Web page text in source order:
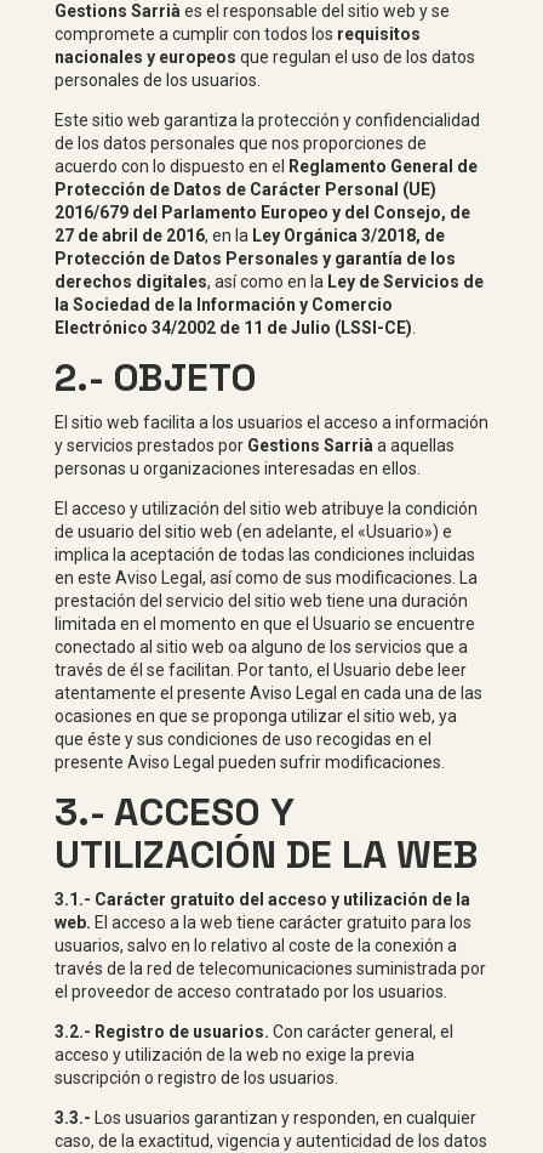
Gestions Sarrià es el responsable del sitio web y se
compromete a cumplir con todos los requisitos
nacionales y europeos que regulan el uso de los datos
personales de los usuarios.
Este sitio web garantiza la protección y confidencialidad
de los datos personales que nos proporciones de
acuerdo con lo dispuesto en el
Reglamento General de
Protección de Datos de Carácter Personal (UE)
2016/679 del Parlamento Europeo y del Consejo, de
27 de abril de 2016, en la Ley Orgánica 3/2018, de
Protección de Datos Personales y garantía de los
derechos digitales, así como en la Ley de Servicios de
la Sociedad de la Información y Comercio
Electrónico 34/2002 de 11 de Julio (LSSI-CE)
2.- OBJETO
El sitio web facilita a los usuarios el acceso a información
y servicios prestados por Gestions Sarrià a aquellas
personas u organizaciones interesadas en ellos.
El acceso y utilización del sitio web atribuye la condición
de usuario del sitio web (en adelante, el «Usuario») e
implica la aceptación de todas las condiciones incluidas
en este Aviso Legal, así como de sus modificaciones. La
prestación del servicio del sitio web tiene una duración
limitada en el momento en que el Usuario se encuentre
conectado al sitio web oa alguno de los servicios que a
través de él se facilitan. Por tanto, el Usuario debe leer
atentamente el presente Aviso Legal en cada una de las
ocasiones en que se proponga utilizar el sitio web, ya
que éste y sus condiciones de uso recogidas en el
presente Aviso Legal pueden sufrir modificaciones.
3.- ACCESO Y
UTILIZACIÓN DE LA WEB
3.1.- Carácter gratuito del acceso y utilización de la
web. El acceso a la web tiene carácter gratuito para los
usuarios, salvo en lo relativo al coste de la conexión a
través de la red de telecomunicaciones suministrada por
el proveedor de acceso contratado por los usuarios.
3.2.- Registro de usuarios. Con carácter general, el
acceso y utilización de la web no exige la previa
suscripción o registro de los usuarios.
3.3.- Los usuarios garantizan y responden, en cualquier
caso, de la exactitud, vigencia y autenticidad de los datos